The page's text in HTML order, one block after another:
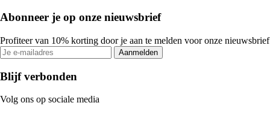
Abonneer je op onze nieuwsbrief
Profiteer van 10% korting door je aan te melden voor onze nieuwsbrief
Aanmelden
Blijf verbonden
Volg ons op sociale media